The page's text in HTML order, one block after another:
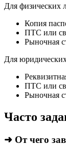
Для физических
Копия
ПТС или
Рыночная
Для
ПТС или
Рыночная
Часто
➜ От чего